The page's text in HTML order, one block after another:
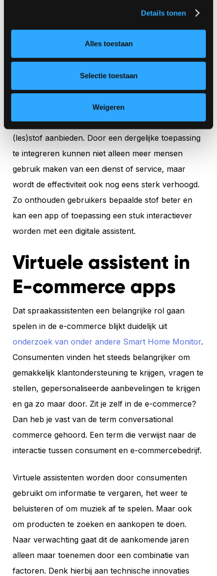
Details tonen
Alles toestaan
Selectie toestaan
Weigeren
Gebruikers kunnen de lesstof opvragen en
beluisteren terwijl ze met andere taken bezig zijn.
Ook voor de ouders of studiemaatjes een zeker
voordeel: zelfs het overhoren gaat voortaan via de
Een virtuele assistent is erg geschikt voor musea,
theaters, scholen en bedrijven die educatieve
(les)stof aanbieden. Door een dergelijke toepassing
te integreren kunnen niet alleen meer mensen
gebruik maken van een dienst of service, maar
wordt de effectiviteit ook nog eens sterk verhoogd.
Zo onthouden gebruikers bepaalde stof beter en
kan een app of toepassing een stuk interactiever
worden met een digitale assistent.
Virtuele assistent in
E-commerce apps
Dat spraakassistenten een belangrijke rol gaan
spelen in de e-commerce blijkt duidelijk uit
onderzoek van onder andere Smart Home Monitor.
Consumenten vinden het steeds belangrijker om
gemakkelijk klantondersteuning te krijgen, vragen te
stellen, gepersonaliseerde aanbevelingen te krijgen
en ga zo maar door. Zit je zelf in de e-commerce?
Dan heb je vast van de term conversational
commerce gehoord. Een term die verwijst naar de
interactie tussen consument en e-commercebedrijf.
Virtuele assistenten worden door consumenten
gebruikt om informatie te vergaren, het weer te
beluisteren of om muziek af te spelen. Maar ook
om producten te zoeken en aankopen te doen.
Naar verwachting gaat dit de aankomende jaren
alleen maar toenemen door een combinatie van
factoren. Denk hierbij aan technische innovaties